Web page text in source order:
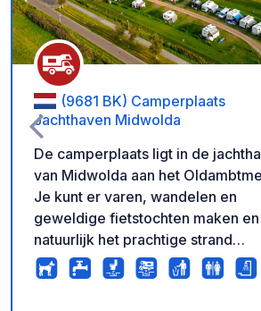
(9681 BK) Camperplaats
Jachthaven Midwolda
De camperplaats ligt in de
van Midwolda aan het
Je kunt er varen, wandelen en
geweldige fietstochten maken en
natuurlijk het prachtige strand
bezoeken om te zwemmen en
zonnebaden. Honden zijn